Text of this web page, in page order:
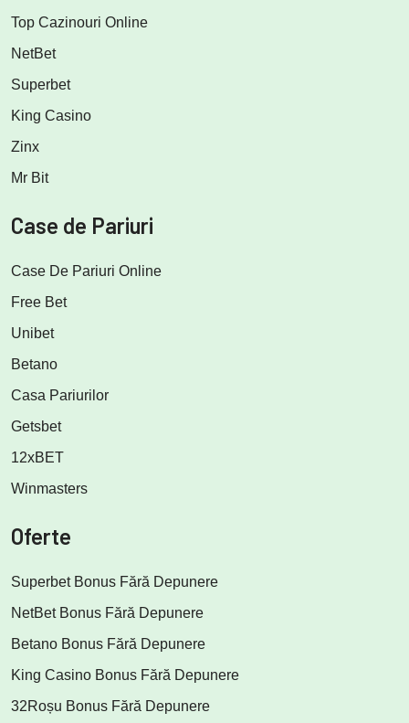
Top Cazinouri Online
NetBet
Superbet
King Casino
Zinx
Mr Bit
Case de Pariuri
Case De Pariuri Online
Free Bet
Unibet
Betano
Casa Pariurilor
Getsbet
12xBET
Winmasters
Oferte
Superbet Bonus Fără Depunere
NetBet Bonus Fără Depunere
Betano Bonus Fără Depunere
King Casino Bonus Fără Depunere
32Roșu Bonus Fără Depunere